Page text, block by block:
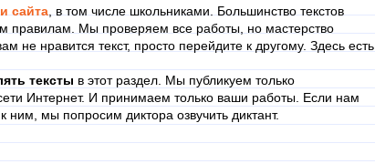
сайта, в том числе школьниками. Большинство текстов
правилам. Мы проверяем все работы, но мастерство
не нравится текст, просто перейдите к другому. Здесь есть
тексты в этот раздел. Мы публикуем только
Интернет. И принимаем только ваши работы. Если нам
мы попросим диктора озвучить диктант.